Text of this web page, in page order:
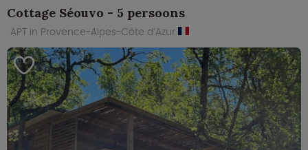
Cottage Séouvo - 5 persoons
APT in Provence-Alpes-Côte d’Azur